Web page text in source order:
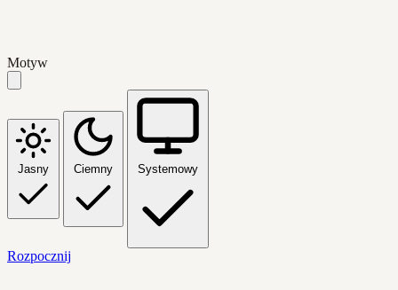
Motyw
Jasny Ciemny Systemowy
Rozpocznij